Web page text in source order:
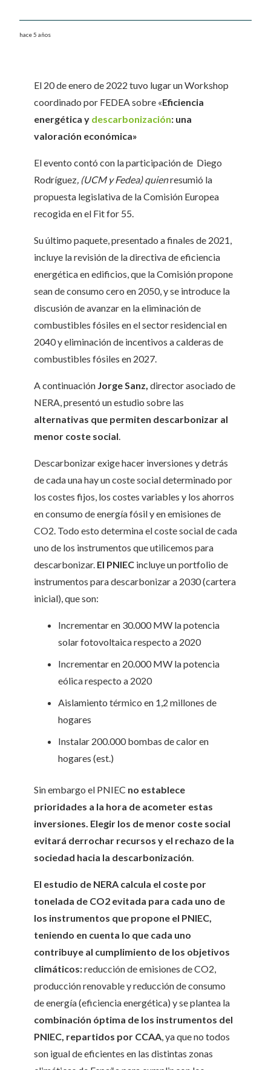
hace 5 años
El 20 de enero de 2022 tuvo lugar un Workshop
coordinado por FEDEA sobre «Eficiencia
energética y descarbonización: una
valoración económica»
El evento contó con la participación de Diego
Rodríguez, (UCM y Fedea) quienresumió la
propuesta legislativa de la Comisión Europea
recogida en el Fit for 55.
Su último paquete, presentado a finales de 2021,
incluye la revisión de la directiva de eficiencia
energética en edificios, que la Comisión propone
sean de consumo cero en 2050, y se introduce la
discusión de avanzar en la eliminación de
combustibles fósiles en el sector residencial en
2040 y eliminación de incentivos a calderas de
combustibles fósiles en 2027.
A continuación Jorge Sanz, director asociado de
NERA, presentó un estudio sobre las
alternativas que permiten descarbonizar al
menor coste social.
Descarbonizar exige hacer inversiones y detrás
de cada una hay un coste social determinado por
los costes fijos, los costes variables y los ahorros
en consumo de energía fósil y en emisiones de
CO2. Todo esto determina el coste social de cada
uno de los instrumentos que utilicemos para
descarbonizar. El PNIEC incluye un portfolio de
instrumentos para descarbonizar a 2030 (cartera
inicial), que son:
Incrementar en 30.000 MW la potencia
solar fotovoltaica respecto a 2020
Incrementar en 20.000 MW la potencia
eólica respecto a 2020
Aislamiento térmico en 1,2 millones de
hogares
Instalar 200.000 bombas de calor en
hogares (est.)
Sin embargo el PNIEC no establece
prioridades a la hora de acometer estas
inversiones. Elegir los de menor coste social
evitará derrochar recursos y el rechazo de la
sociedad hacia la descarbonización.
El estudio de NERA calcula el coste por
tonelada de CO2 evitada para cada uno de
los instrumentos que propone el PNIEC,
teniendo en cuenta lo que cada uno
contribuye al cumplimiento de los objetivos
climáticos:reducción de emisiones de CO2,
producción renovable y reducción de consumo
de energía (eficiencia energética) y se plantea la
combinación óptima de los instrumentos del
PNIEC, repartidos por CCAA, ya que no todos
son igual de eficientes en las distintas zonas